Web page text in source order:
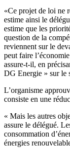
«Ce projet de loi ne
estime ainsi le
estime que les
question de la
reviennent sur le
peut faire
assure-t-il, en
DG Energie » sur le
L’organisme
consiste en une
« Mais les autres
assure le délégué.
consommation
énergies